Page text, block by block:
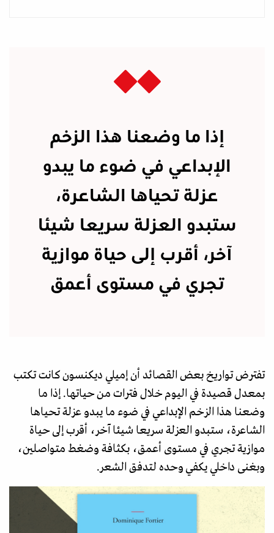
إذا ما وضعنا هذا الزخم
الإبداعي في ضوء ما يبدو
عزلة تحياها الشاعرة،
ستبدو العزلة سريعا شيئا
آخر، أقرب إلى حياة موازية
تجري في مستوى أعمق
تفترض تواريخ بعض القصائد أن إميلي ديكنسون كانت تكتب
بمعدل قصيدة في اليوم خلال فترات من حياتها. إذا ما
وضعنا هذا الزخم الإبداعي في ضوء ما يبدو عزلة تحياها
الشاعرة، ستبدو العزلة سريعا شيئا آخر، أقرب إلى حياة
موازية تجري في مستوى أعمق، بكثافة وضغط متواصلين،
وبغنى داخلي يكفي وحده لتدفق الشعر.